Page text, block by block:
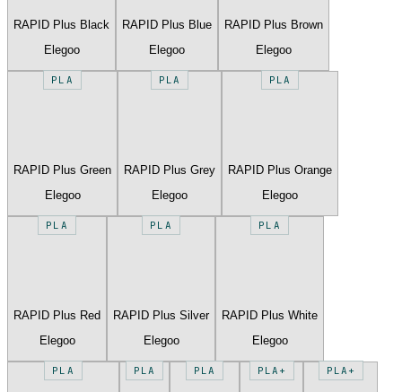
RAPID Plus Black
Elegoo
RAPID Plus Blue
Elegoo
RAPID Plus Brown
Elegoo
PLA
RAPID Plus Green
Elegoo
PLA
RAPID Plus Grey
Elegoo
PLA
RAPID Plus Orange
Elegoo
PLA
RAPID Plus Red
Elegoo
PLA
RAPID Plus Silver
Elegoo
PLA
RAPID Plus White
Elegoo
PLA PLA PLA PLA+ PLA+